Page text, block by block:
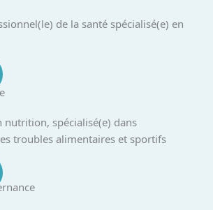
de la santé spécialisé(e) en
nutrition, spécialisé(e) dans
troubles alimentaires et sportifs